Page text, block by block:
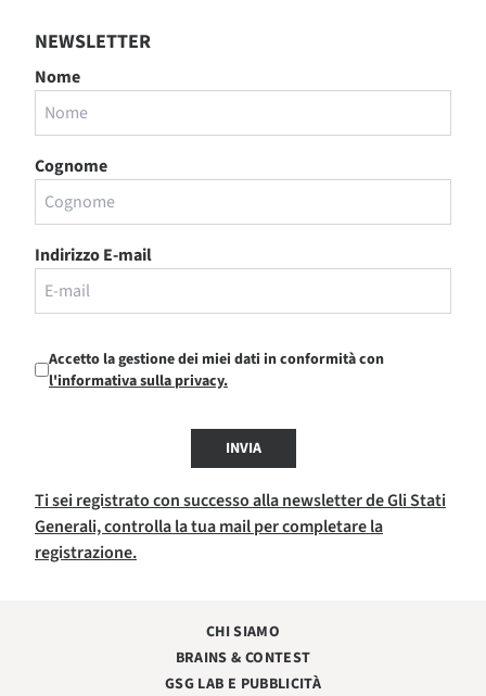
NEWSLETTER
Nome
Cognome
Indirizzo E-mail
Accetto la gestione dei miei dati in conformità con
l'informativa sulla privacy.
INVIA
Ti sei registrato con successo alla newsletter de Gli Stati
Generali, controlla la tua mail per completare la
registrazione.
CHI SIAMO
BRAINS & CONTEST
GSG LAB E PUBBLICITÀ